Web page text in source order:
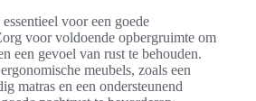
voor een goede
voor voldoende opbergruimte om
een gevoel van rust te behouden.
meubels, zoals een
matras en een ondersteunend